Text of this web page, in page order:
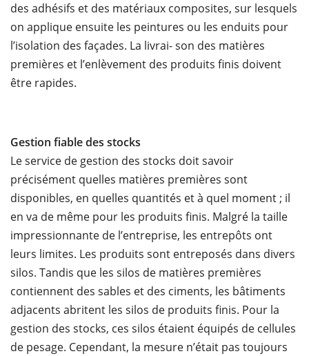
des adhésifs et des matériaux composites, sur lesquels
on applique ensuite les peintures ou les enduits pour
l’isolation des façades. La livrai- son des matières
premières et l’enlèvement des produits finis doivent
être rapides.
Gestion fiable des stocks
Le service de gestion des stocks doit savoir
précisément quelles matières premières sont
disponibles, en quelles quantités et à quel moment ; il
en va de même pour les produits finis. Malgré la taille
impressionnante de l’entreprise, les entrepôts ont
leurs limites. Les produits sont entreposés dans divers
silos. Tandis que les silos de matières premières
contiennent des sables et des ciments, les bâtiments
adjacents abritent les silos de produits finis. Pour la
gestion des stocks, ces silos étaient équipés de cellules
de pesage. Cependant, la mesure n’était pas toujours